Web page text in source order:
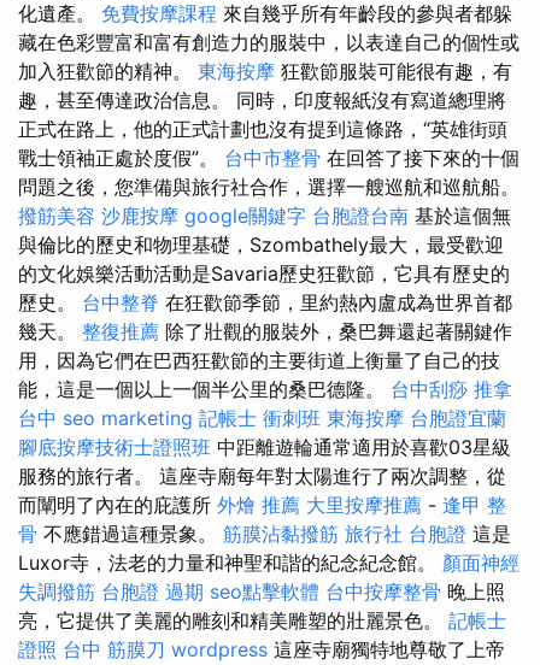
化遺產。 免費按摩課程 來自幾乎所有年齡段的參與者都躲
藏在色彩豐富和富有創造力的服裝中，以表達自己的個性或
加入狂歡節的精神。 東海按摩 狂歡節服裝可能很有趣，有
趣，甚至傳達政治信息。 同時，印度報紙沒有寫道總理將
正式在路上，他的正式計劃也沒有提到這條路，“英雄街頭
戰士領袖正處於度假”。 台中市整骨 在回答了接下來的十個
問題之後，您準備與旅行社合作，選擇一艘巡航和巡航船。
撥筋美容 沙鹿按摩 google關鍵字 台胞證台南 基於這個無
與倫比的歷史和物理基礎，Szombathely最大，最受歡迎
的文化娛樂活動活動是Savaria歷史狂歡節，它具有歷史的
歷史。 台中整脊 在狂歡節季節，里約熱內盧成為世界首都
幾天。 整復推薦 除了壯觀的服裝外，桑巴舞還起著關鍵作
用，因為它們在巴西狂歡節的主要街道上衡量了自己的技
能，這是一個以上一個半公里的桑巴德隆。 台中刮痧 推拿
台中 seo marketing 記帳士 衝刺班 東海按摩 台胞證宜蘭
腳底按摩技術士證照班 中距離遊輪通常適用於喜歡03星級
服務的旅行者。 這座寺廟每年對太陽進行了兩次調整，從
而闡明了內在的庇護所 外燴 推薦 大里按摩推薦 - 逢甲 整
骨 不應錯過這種景象。 筋膜沾黏撥筋 旅行社 台胞證 這是
Luxor寺，法老的力量和神聖和諧的紀念紀念館。 顏面神經
失調撥筋 台胞證 過期 seo點擊軟體 台中按摩整骨 晚上照
亮，它提供了美麗的雕刻和精美雕塑的壯麗景色。 記帳士
證照 台中 筋膜刀 wordpress 這座寺廟獨特地尊敬了上帝